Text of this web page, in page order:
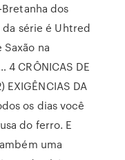
dos
série é Uhtred
na
CRÔNICAS DE
EXIGÊNCIAS DA
os dias você
do ferro. E
uma